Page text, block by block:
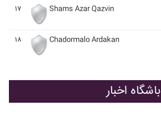
۱۷ Shams Azar Qazvin
۱۸ Chadormalo Ardakan
باشگاه اخبار